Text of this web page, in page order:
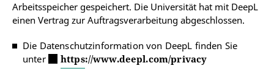
Arbeitsspeicher gespeichert. Die Universität hat mit DeepL
einen Vertrag zur Auftragsverarbeitung abgeschlossen.
Die Datenschutzinformation von DeepL finden Sie
unter
https://www.deepl.com/privacy